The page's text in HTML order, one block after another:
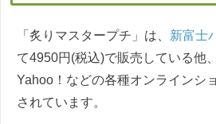
「炙りマスタープチ」は、 新富士
て4950円(税込)で販売している他
Yahoo！などの各種オンラインシ
されています。